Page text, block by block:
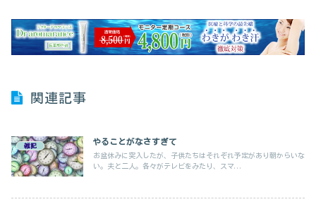
関連記事
雑記
やることがなさすぎて
お盆休みに突入したが、子供たちはそれぞれ予定があり朝からいな
い。夫と二人。各々がテレビをみたり、スマ...